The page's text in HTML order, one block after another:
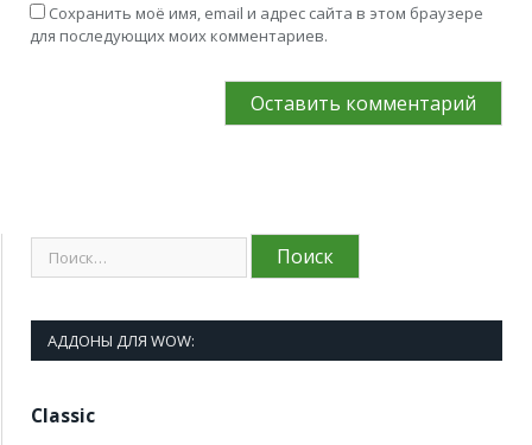
Сохранить моё имя, email и адрес сайта в этом браузере
для последующих моих комментариев.
АДДОНЫ ДЛЯ WOW:
Classic